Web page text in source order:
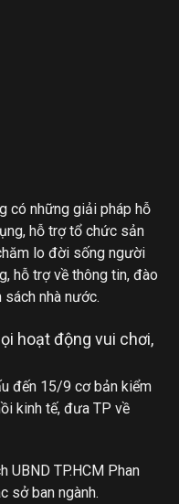
có những giải pháp hỗ
hỗ trợ tổ chức sản
lo đời sống người
hỗ trợ về thông tin, đào
nhà nước.
đến 15/9 cơ bản kiểm
kinh tế, đưa TP về
UBND TP.HCM Phan
sở ban ngành.